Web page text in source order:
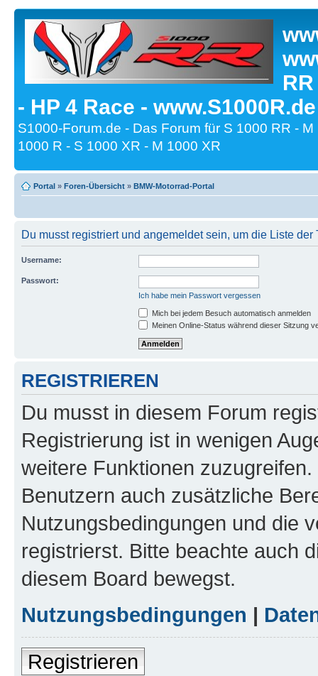
- HP 4 Race -
S1000-Forum.de - Das Forum für S 1000 RR -
1000 R - S 1000 XR - M 1000 XR
Portal » Foren-Übersicht » BMW-Motorrad-Portal
Du musst registriert und angemeldet sein, um die Liste
Username:
Passwort:
Ich habe mein Passwort vergessen
Mich bei jedem Besuch automatisch anmelden
Meinen Online-Status während dieser Sitzung
REGISTRIEREN
Du musst in diesem Forum
Registrierung ist in wenigen
weitere Funktionen
Benutzern auch zusätzliche
Nutzungsbedingungen und die
registrierst. Bitte beachte auch
diesem Board bewegst.
Nutzungsbedingungen |
Registrieren